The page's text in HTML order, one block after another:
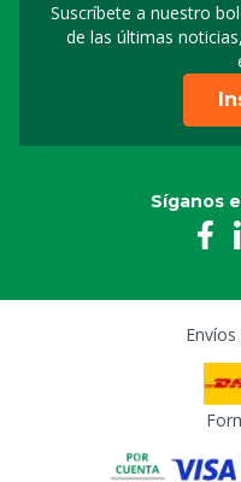
Suscríbete a nuestro
de las últimas
Síganos